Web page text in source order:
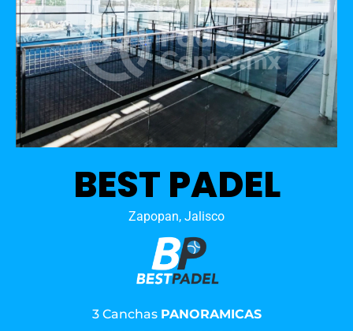
BEST PADEL
Zapopan, Jalisco
3 Canchas PANORAMICAS